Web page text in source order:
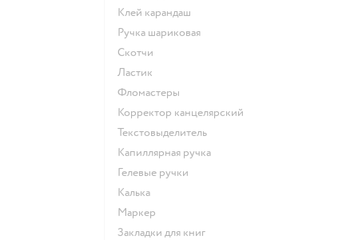
Клей карандаш
Ручка шариковая
Скотчи
Ластик
Фломастеры
Корректор канцелярский
Текстовыделитель
Капиллярная ручка
Гелевые ручки
Калька
Маркер
Закладки для книг